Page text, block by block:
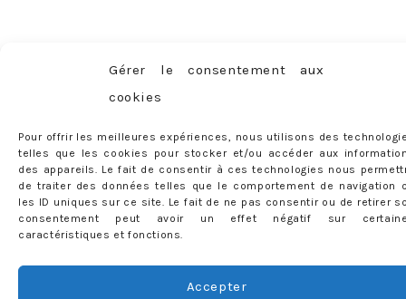
Gérer le consentement aux
cookies
Pour offrir les meilleures expériences, nous utilisons des
telles que les cookies pour stocker et/ou accéder aux
des appareils. Le fait de consentir à ces technologies nous
de traiter des données telles que le comportement de navigation
les ID uniques sur ce site. Le fait de ne pas consentir ou de retirer
consentement peut avoir un effet négatif sur
caractéristiques et fonctions.
Accepter